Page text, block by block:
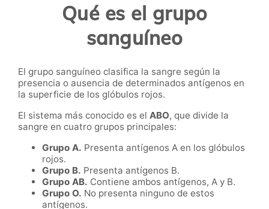
Qué es el grupo
sanguíneo
El grupo sanguíneo clasifica la sangre según la
presencia o ausencia de determinados antígenos en
la superficie de los glóbulos rojos.
El sistema más conocido es el ABO, que divide la
sangre en cuatro grupos principales:
Grupo A. Presenta antígenos A en los glóbulos
rojos.
Grupo B. Presenta antígenos B.
Grupo AB. Contiene ambos antígenos, A y B.
Grupo O. No presenta ninguno de estos
antígenos.